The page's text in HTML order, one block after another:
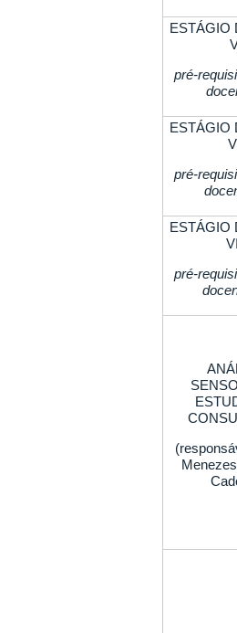
ESTÁGIO
pré-
ESTÁGIO
pré-
ESTÁGIO
pré-